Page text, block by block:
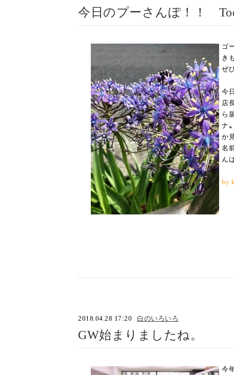
今日のプーさんぽ！！
ゴ
き
ぜ
今
店
ら
ナ
か
名
ん
by
2018.04.28 17:20 白のいろいろ
GW始まりましたね。
今